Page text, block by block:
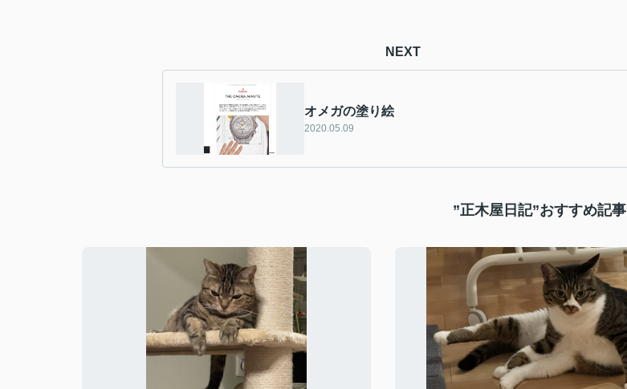
NEXT
オメガの塗り絵
2020.05.09
”正木屋日記”おすすめ記事